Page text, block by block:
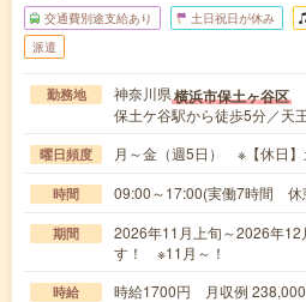
交通費別途支給あり 土日祝日が休み
派遣
勤務地 神奈川県横浜市保土ヶ谷区
保土ケ谷駅から徒歩5分／天
曜日頻度 月～金（週5日） ※【休日】
時間 09:00～17:00(実働7時間 休
期間
2026年11月上旬～2026年
す！ ※11月～！
時給 時給1700円 月収例